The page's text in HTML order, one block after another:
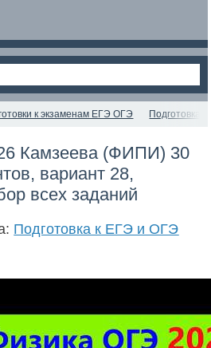
к экзаменам ЕГЭ ОГЭ Подготовка
Камзеева (ФИПИ) 30
вариант 28,
всех заданий
Подготовка к ЕГЭ и ОГЭ